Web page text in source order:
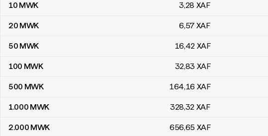
10 MWK 3,28 XAF
20 MWK 6,57 XAF
50 MWK 16,42 XAF
100 MWK 32,83 XAF
500 MWK 164,16 XAF
1.000 MWK 328,32 XAF
2.000 MWK 656,65 XAF